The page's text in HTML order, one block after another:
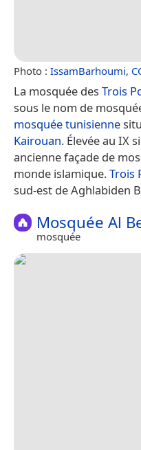
Photo : IssamBarhoumi,
La mosquée des Trois
sous le nom de
mosquéetunisienne
Kairouan. Élevée au IX
ancienne façade de
monde islamique.Trois
sud-est de Aghlabiden
Mosquée Al
mosquée